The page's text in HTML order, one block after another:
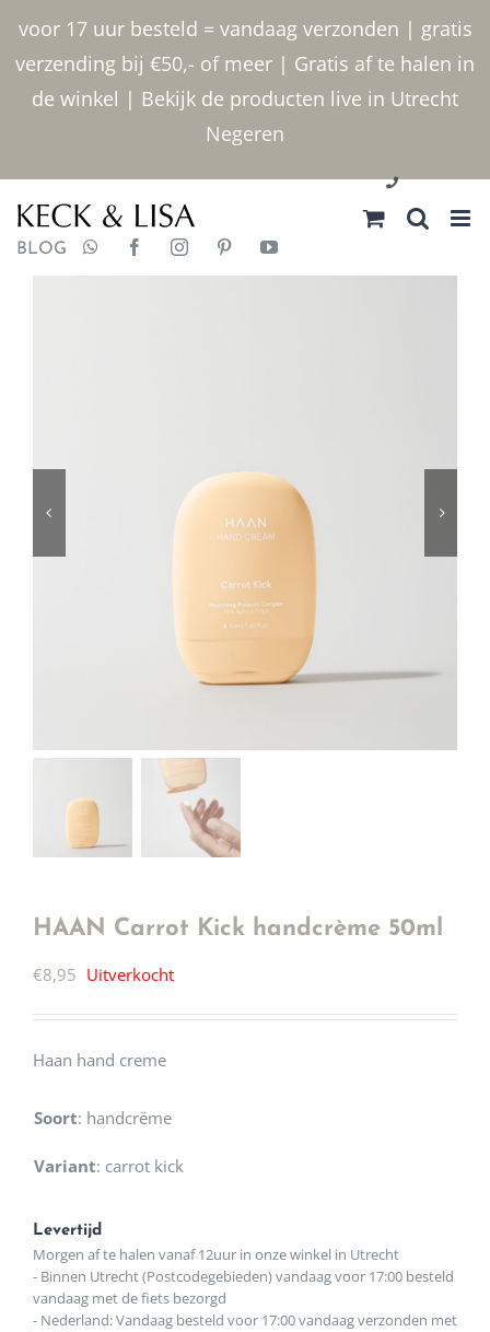
voor 17 uur besteld = vandaag verzonden | gratis
verzending bij €50,- of meer | Gratis af te halen in
de winkel | Bekijk de producten live in Utrecht
Negeren
inhoud
030 2400000
BLOG
HAAN Carrot Kick handcrème 50ml
€8,95 Uitverkocht
Haan hand creme
Soort: handcrëme
Variant: carrot kick
Levertijd
Morgen af te halen vanaf 12uur in onze winkel in Utrecht
- Binnen Utrecht (Postcodegebieden) vandaag voor 17:00 besteld
vandaag met de fiets bezorgd
- Nederland: Vandaag besteld voor 17:00 vandaag verzonden met